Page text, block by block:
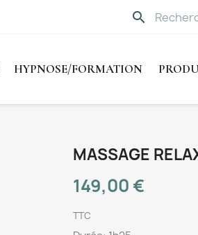
search
HYPNOSE/FORMATION
MASSAGE
149,00 €
TTC